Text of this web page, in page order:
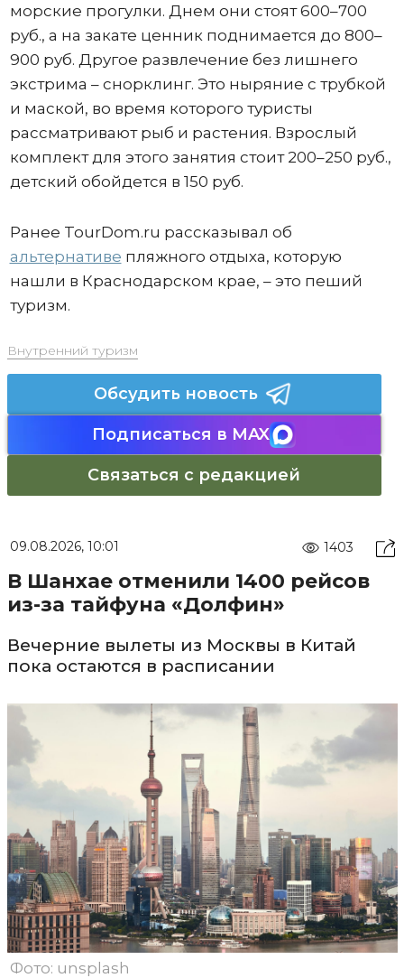
морские прогулки. Днем они стоят 600–700
руб., а на закате ценник поднимается до 800–
900 руб. Другое развлечение без лишнего
экстрима – снорклинг. Это ныряние с трубкой
и маской, во время которого туристы
рассматривают рыб и растения. Взрослый
комплект для этого занятия стоит 200–250 руб.,
детский обойдется в 150 руб.
Ранее TourDom.ru рассказывал об
альтернативе пляжного отдыха, которую
нашли в Краснодарском крае, – это пеший
туризм.
Внутренний туризм
Обсудить новость
Подписаться в MAX
Связаться с редакцией
09.08.2026, 10:01 1403
В Шанхае отменили 1400 рейсов
из-за тайфуна «Долфин»
Вечерние вылеты из Москвы в Китай
пока остаются в расписании
Фото: unsplash